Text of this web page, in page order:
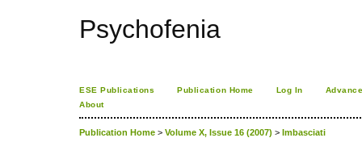
Psychofenia
ESE Publications Publication Home Log In
About
Publication Home > Volume X, Issue 16 (2007) > Imbasciati